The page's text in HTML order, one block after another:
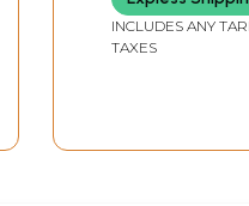
INCLUDES ANY
TAXES